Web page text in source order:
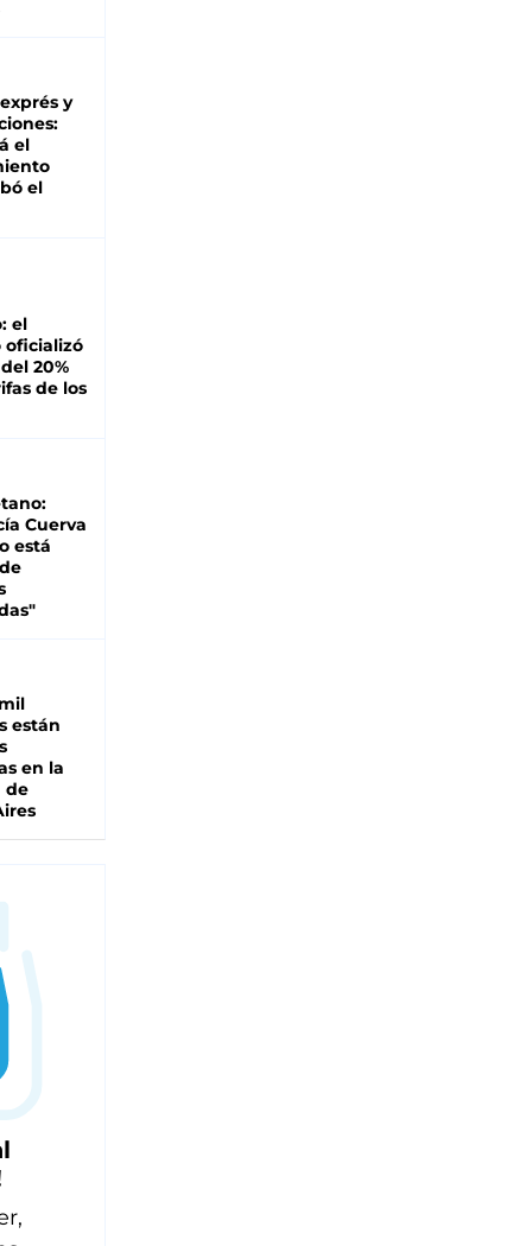
y
el
el
el
oficializó
20%
de los
Cuerva
está
están
en la
de